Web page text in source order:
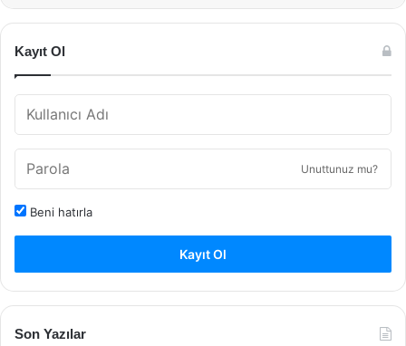
Kayıt Ol
Unuttunuz mu?
Beni hatırla
Kayıt Ol
Son Yazılar